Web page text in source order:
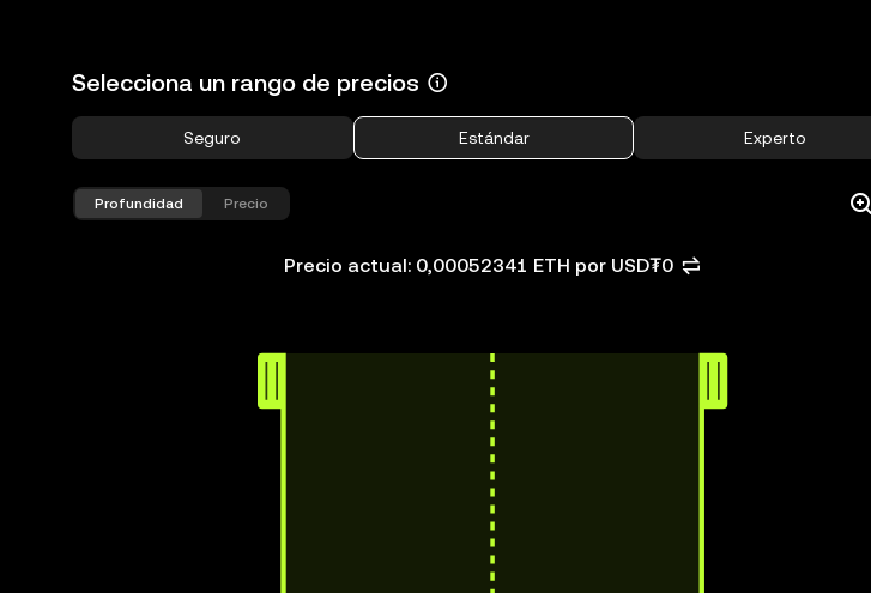
Selecciona un rango de precios
Seguro Estándar Experto
Profundidad Precio
Precio actual: 0,00052341 ETH por USD₮0